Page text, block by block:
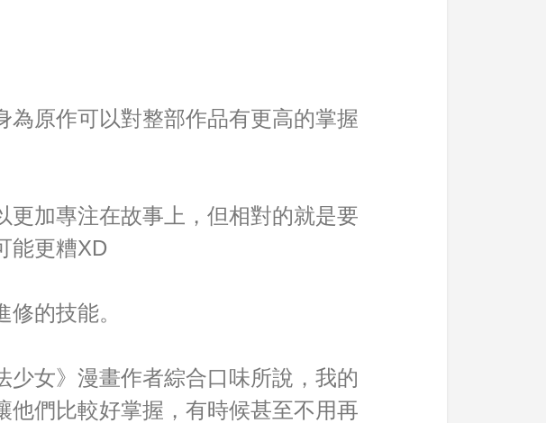
原作可以對整部作品有更高的掌握
加專注在故事上，但相對的就是要
能更糟XD
的技能。
女》漫畫作者綜合口味所說，我的
們比較好掌握，有時候甚至不用再